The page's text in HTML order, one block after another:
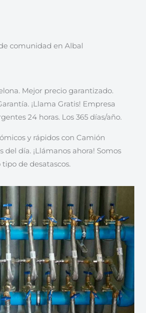
comunidad en Albal
Mejor precio garantizado.
¡Llama Gratis! Empresa
24 horas. Los 365 días/año.
y rápidos con Camión
del día. ¡Llámanos ahora! Somos
de desatascos.